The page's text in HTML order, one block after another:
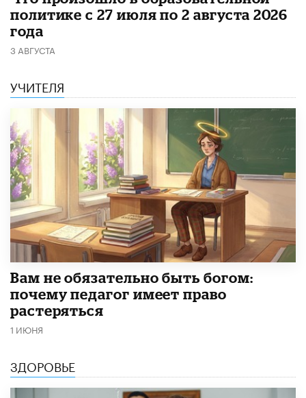
политике с 27 июля по 2 августа 2026
года
3 АВГУСТА
УЧИТЕЛЯ
​Вам не обязательно быть богом:
почему педагог имеет право
растеряться
1 ИЮНЯ
ЗДОРОВЬЕ